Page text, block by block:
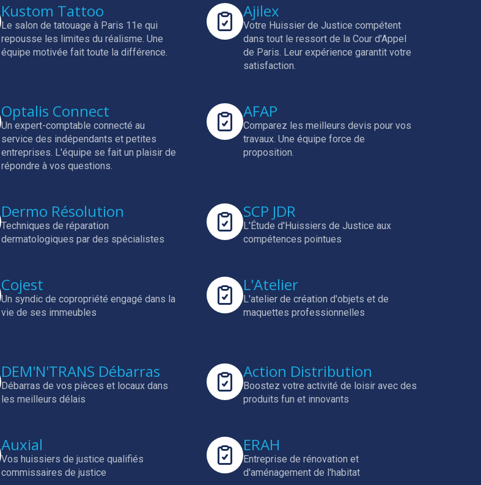
Kustom Tattoo
Le salon de tatouage à Paris 11e qui
repousse les limites du réalisme. Une
équipe motivée fait toute la différence.
Ajilex
Votre Huissier de Justice compétent
dans tout le ressort de la Cour d'Appel
de Paris. Leur expérience garantit votre
satisfaction.
Optalis Connect
Un expert-comptable connecté au
service des indépendants et petites
entreprises. L'équipe se fait un plaisir de
répondre à vos questions.
AFAP
Comparez les meilleurs devis pour vos
travaux.Une équipe force de
proposition.
Dermo Résolution
Techniques de réparation
dermatologiques par des spécialistes
SCP JDR
L'Étude d'Huissiers de Justice aux
compétences pointues
Cojest
Un syndic de copropriété engagé dans la
vie de ses immeubles
L'Atelier
L'atelier de création d'objets et de
maquettes professionnelles
DEM'N'TRANS Débarras
Débarras de vos pièces et locaux dans
les meilleurs délais
Action Distribution
Boostez votre activité de loisir avec des
produits fun et innovants
Auxial
Vos huissiers de justice qualifiés
commissaires de justice
ERAH
Entreprise de rénovation et
d'aménagement de l'habitat